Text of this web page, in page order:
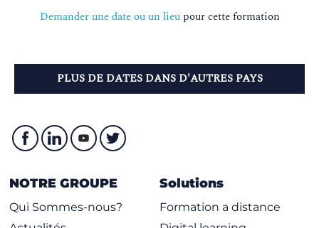
Demander une date ou un lieupour cette formation
PLUS DE DATES DANS D'AUTRES PAYS
NOTRE GROUPE
Qui Sommes-nous?
Solutions
Formation a distance